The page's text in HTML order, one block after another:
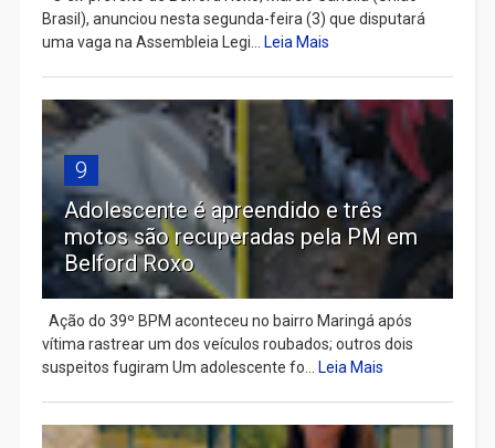
Brasil), anunciou nesta segunda-feira (3) que disputará
uma vaga na Assembleia Legi... Leia Mais
9
Adolescente é apreendido e três
motos são recuperadas pela PM em
Belford Roxo
Ação do 39º BPM aconteceu no bairro Maringá após
vítima rastrear um dos veículos roubados; outros dois
suspeitos fugiram Um adolescente fo... Leia Mais